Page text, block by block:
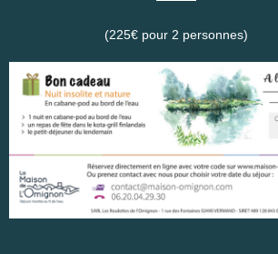
(225€ pour 2 personnes)